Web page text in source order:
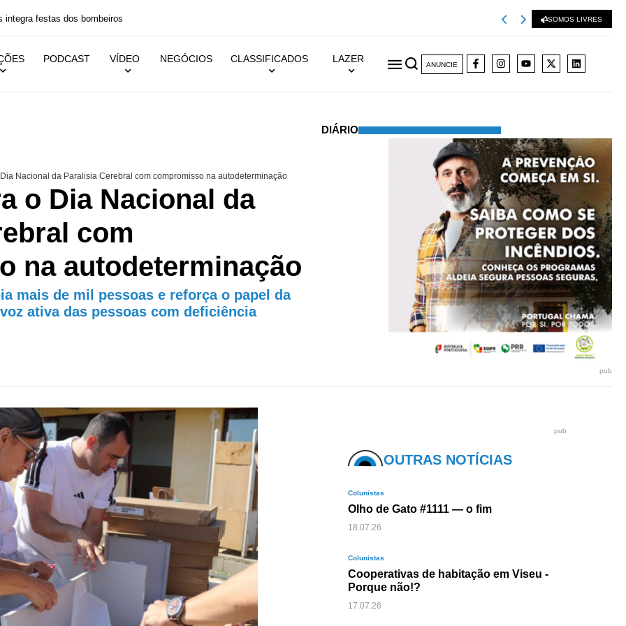
dos bombeiros Viseu 2001
SOMOS LIVRES
PODCAST VÍDEO NEGÓCIOS CLASSIFICADOS LAZER
ANUNCIE
Nacional da Paralisia Cerebral com compromisso na autodeterminação
o Dia Nacional da
com
na autodeterminação
mais de mil pessoas e reforça o papel da
ativa das pessoas com deficiência
DIÁRIO
pub
pub
OUTRAS NOTÍCIAS
Colunistas
Olho de Gato #1111 — o fim
18.07.26
Colunistas
Cooperativas de habitação em Viseu -
Porque não!?
17.07.26